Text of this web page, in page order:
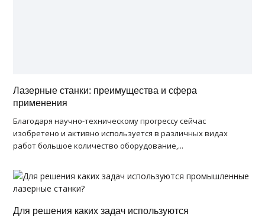
Лазерные станки: преимущества и сфера
применения
Благодаря научно-техническому прогрессу сейчас
изобретено и активно используется в различных видах
работ большое количество оборудование,...
Для решения каких задач используются